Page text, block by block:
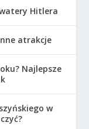
Hitlera
atrakcje
Najlepsze
w